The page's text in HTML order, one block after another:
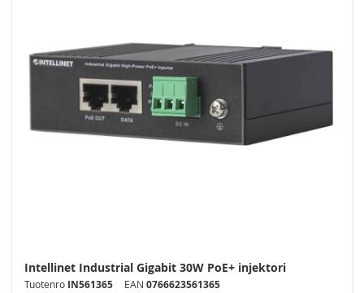
Intellinet Industrial Gigabit 30W PoE+ injektori
Tuotenro IN561365 EAN 0766623561365